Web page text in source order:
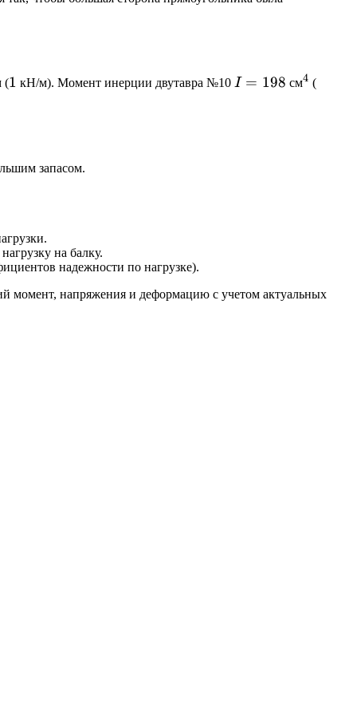
(1
1 кН/м). Момент инерции двутавра №10 I =
I = 198 см^4
4 (198
запасом.
на балку.
надежности по нагрузке).
момент, напряжения и деформацию с учетом актуальных